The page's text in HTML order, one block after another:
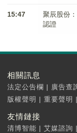
15:47
聚辰股份
認證
相關訊息
法定公告欄 | 廣告查
版權聲明 | 重要聲明 |
友情鏈接
清博智能 | 艾媒諮詢 |